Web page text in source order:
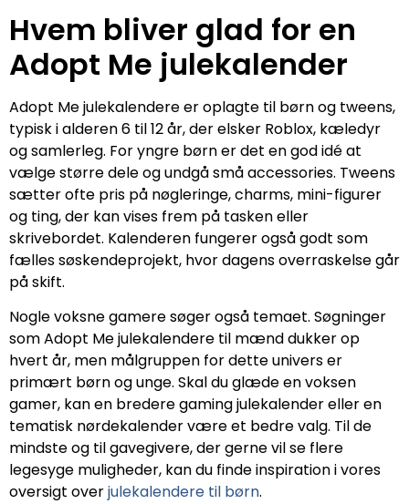
Hvem bliver glad for en
Adopt Me julekalender
Adopt Me julekalendere er oplagte til børn og tweens,
typisk i alderen 6 til 12 år, der elsker Roblox, kæledyr
og samlerleg. For yngre børn er det en god idé at
vælge større dele og undgå små accessories. Tweens
sætter ofte pris på nøgleringe, charms, mini-figurer
og ting, der kan vises frem på tasken eller
skrivebordet. Kalenderen fungerer også godt som
fælles søskendeprojekt, hvor dagens overraskelse går
på skift.
Nogle voksne gamere søger også temaet. Søgninger
som Adopt Me julekalendere til mænd dukker op
hvert år, men målgruppen for dette univers er
primært børn og unge. Skal du glæde en voksen
gamer, kan en bredere gaming julekalender eller en
tematisk nørdekalender være et bedre valg. Til de
mindste og til gavegivere, der gerne vil se flere
legesyge muligheder, kan du finde inspiration i vores
oversigt overjulekalendere til børn.